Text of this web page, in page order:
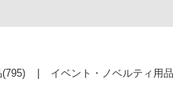
(795) イベント・ノベルティ用